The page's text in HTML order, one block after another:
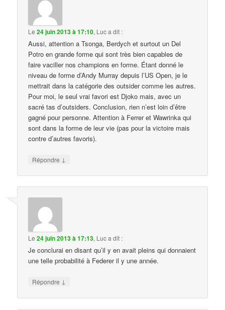
Le24 juin 2013 à 17:10, Luca dit :
Aussi, attention a Tsonga, Berdych et surtout un Del
Potro en grande forme qui sont très bien capables de
faire vaciller nos champions en forme. Étant donné le
niveau de forme d’Andy Murray depuis l’US Open, je le
mettrait dans la catégorie des outsider comme les autres.
Pour moi, le seul vrai favori est Djoko mais, avec un
sacré tas d’outsiders. Conclusion, rien n’est loin d’être
gagné pour personne. Attention à Ferrer et Wawrinka qui
sont dans la forme de leur vie (pas pour la victoire mais
contre d’autres favoris).
Répondre ↓
Le24 juin 2013 à 17:13, Luca dit :
Je conclurai en disant qu’il y en avait pleins qui donnaient
une telle probabilité à Federer il y une année.
Répondre ↓